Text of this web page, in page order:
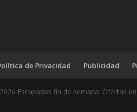
de Privacidad Publicidad
2026 Escapadas fin de semana. Ofertas